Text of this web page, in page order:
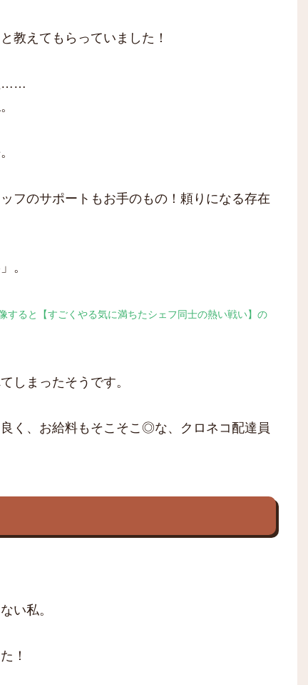
教えてもらっていました！
……
フのサポートもお手のもの！頼りになる存在
。
すると【すごくやる気に満ちたシェフ同士の熱い戦い】の
しまったそうです。
く、お給料もそこそこ◎な、クロネコ配達員
い私。
！